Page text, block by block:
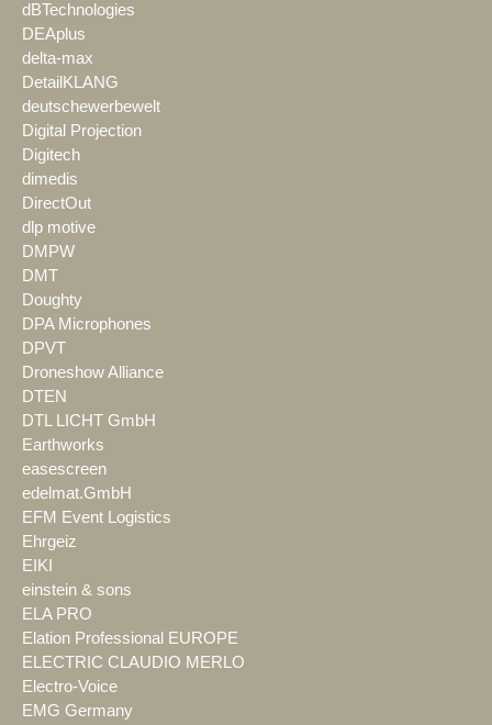
dBTechnologies
DEAplus
delta-max
DetailKLANG
deutschewerbewelt
Digital Projection
Digitech
dimedis
DirectOut
dlp motive
DMPW
DMT
Doughty
DPA Microphones
DPVT
Droneshow Alliance
DTEN
DTL LICHT GmbH
Earthworks
easescreen
edelmat.GmbH
EFM Event Logistics
Ehrgeiz
EIKI
einstein & sons
ELA PRO
Elation Professional EUROPE
ELECTRIC CLAUDIO MERLO
Electro-Voice
EMG Germany